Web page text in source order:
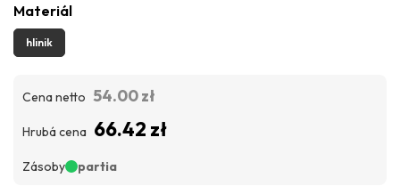
Materiál
hlinik
Cena netto 54.00 zł
Hrubá cena 66.42 zł
Zásoby partia